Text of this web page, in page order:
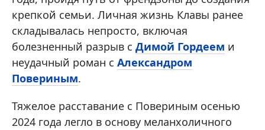
крепкой семьи. Личная жизнь Клавы ранее
складывалась непросто, включая
болезненный разрыв с Димой Гордеем и
неудачный роман с Александром
Повериным.
Тяжелое расставание с Повериным осенью
2024 года легло в основу меланхоличного